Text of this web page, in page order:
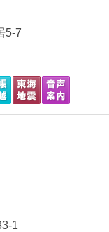
5-7
1